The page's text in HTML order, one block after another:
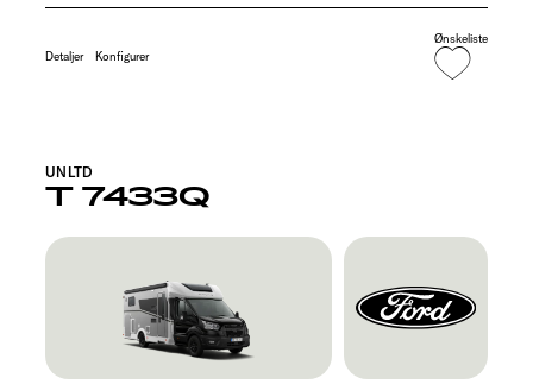
Detaljer Konfigurer
Ønskeliste
T 7433Q
UNLTD